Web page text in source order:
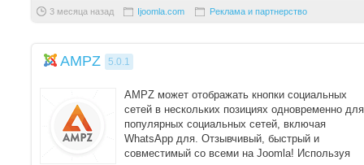
3 месяца назад Ijoomla.com Реклама и партнерство
AMPZ 5.0.1
AMPZ может отображать кнопки социальных
сетей в нескольких позициях одновременно для
популярных социальных сетей, включая
WhatsApp для. Отзывчивый, быстрый и
совместимый со всеми на Joomla! Используя